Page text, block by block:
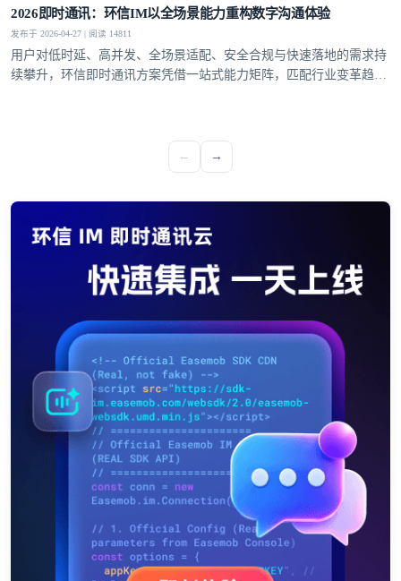
2026即时通讯：环信IM以全场景能力重构数字沟通体验
发布于 2026-04-27 | 阅读 14811
用户对低时延、高并发、全场景适配、安全合规与快速落地的需求持
续攀升，环信即时通讯方案凭借一站式能力矩阵，匹配行业变革趋
← →